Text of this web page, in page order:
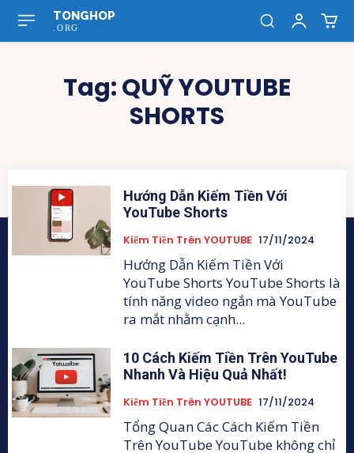
TONGHOP
.ORG
Tag:QUỸ YOUTUBE
SHORTS
Hướng Dẫn Kiếm Tiền Với
YouTube Shorts
Kiếm Tiền Trên YOUTUBE 17/11/2024
Hướng Dẫn Kiếm Tiền Với
YouTube Shorts YouTube Shorts là
tính năng video ngắn mà YouTube
ra mắt nhằm cạnh...
10 Cách Kiếm Tiền Trên YouTube
Nhanh Và Hiệu Quả Nhất!
Kiếm Tiền Trên YOUTUBE 17/11/2024
Tổng Quan Các Cách Kiếm Tiền
Trên YouTube YouTube không chỉ